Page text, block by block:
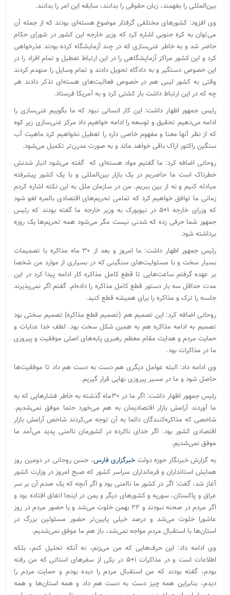
بین‌المللی را بفهمند، زبان حقوقی را بدانند، سابقه این امر را بدانند.
وی افزود: کشورهای مختلفی گرفتار موضوع هسته‌ای بودند که از جمله آن
می‌توان به کره جنوبی اشاره کرد که وزیر خارجه این کشور در شورای حکام
حاضر شد و به خاطر غنی‌سازی که در چند آزمایشگاه کرده بودند عذرخواهی
کرد و این کشور مراکز آزمایشگاهی را در این ارتباط تعطیل و تمام افراد را در
این خصوص دستگیر و به دادگاه تحویل دادند و تمام وسایل را منهدم کردند
وقتی به کشور لیبی هم در خصوص فعالیت‌های هسته‌ای‌ تذکر دادند هر
چه که در این ارتباط داشت بار کشتی کرد و به آمریکا فرستاد.
رئیس جمهور اظهار داشت: این کار انسانی نبود که ما بگوییم غنی‌سازی را
ادامه می‌دهیم تحقیق و توسعه را ادامه خواهیم داد مرکز غنی‌سازی زیر کوه
که از نظر آنها معنا و مفهوم خاصی دارد را تعطیل نخواهیم کرد ماهیت آب
سنگین راکتور اراک باقی خواهد ماند و به صورت مدرن‌تر تکمیل می‌شود.
روحانی اضافه کرد: ما گفتیم مواد هسته‌ای که گفته می‌شود انبار شدنش
خطرناک است ما حاضریم در یک بازار بین‌المللی و با یک کشور پیشرفته
مبادله کنیم و نه از بین ببریم. من در سازمان ملل به این نکته اشاره کردم
زمانی ما توافق خواهیم کرد که تمامی تحریم‌های اقتصادی بالمره لغو شود
که وزرای خارجه ۱+۵ در نیویورک به وزیر خارجه ما گفته بودند که رئیس
جمهور شما حرفی زده که شدنی نیست مگر می‌شود همه تحریم‌ها یک روزه
برداشته شود.
رئیس جمهور اظهار داشت: ما امروز و بعد از ۳۰ ماه مذاکره با تصمیمات
بسیار سخت و با مسئولیت‌های سنگینی که در بسیاری از موارد من شخصا
بر عهده گرفتم ساعت‌هایی تا قطع کامل مذاکره کار ادامه پیدا کرد در این
مدت حداقل سه بار دستور قطع کامل مذاکره را داده‌ام. گفتم اگر نمی‌پذیرند
جلسه را ترک و مذاکره را برای همیشه قطع کنید.
روحانی اضافه کرد: این تصمیم هم (تصمیم قطع مذاکره) تصمیم سختی بود
تصمیم به ادامه مذاکره هم به همین شکل سخت بود. لطف خدا عنایات و
حمایت مردم و هدایت مقام معظم رهبری پایه‌های اصلی موفقیت و پیروزی
ما در مذاکرات بود.
وی ادامه داد: البته عوامل دیگری هم دست به دست هم داد تا موفقیت‌ها
حاصل شود و ما در مسیر پیروزی نهایی قرار گیریم.
رئیس جمهور اظهار داشت: اگر ما در ۳۰ماه گذشته به خاطر فشارهایی که به
ما آوردند آرامش بازار اقتصادیمان به هم می‌خورد حتما موفق نمی‌شدیم.
شاخصی که مذاکره‌کنندگان دائما به آن توجه می‌کردند شاخص آرامش بازار
اقتصادی کشور بود. اگر خدای ناکرده در کشورمان ناامنی پدید می‌آمد ما
موفق نمی‌شدیم.
به گزارش خبرنگار حوزه دولت خبرگزاری فارس، حسن روحانی در دومین روز
همایش استانداران و فرمانداران سراسر کشور که صبح امروز در وزارت کشور
آغاز شد، گفت: اگر در کشور ما ناامنی بود و اگر آنچه که یک صدم آن بر سر
عراق و پاکستان، سوریه و کشورهای دیگر و یمن در اینجا اتفاق افتاده بود و
اگر مردم در صحنه نبودند و ۲۲ بهمن خلوت می‌شد و یا حضور مردم در روز
عاشورا خلوت می‌شد و درصد خیلی پایین‌تر حضور مسئولین بزرگ در
استان‌ها با استقبال مردم مواجه نمی‌شد، باز هم ما موفق نمی‌شدیم.
وی ادامه داد:‌ این حرف‌هایی که من می‌زنم، نه آنکه تحلیل کنم، بلکه
اطلاعات است و در مذاکرات ۱+۵ در یکی از سفرهای استانی که من رفته
بودم، گفته بودند که من استقبال مردم را دیده بودم و حمایت مردم را
دیدم، بنابراین همه چیز دست به دست هم داد و همه استان‌ها و همه